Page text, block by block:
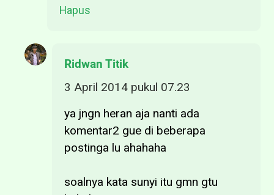
Hapus
Ridwan Titik
3 April 2014 pukul 07.23
ya jngn heran aja nanti ada
komentar2 gue di beberapa
postinga lu ahahaha
soalnya kata sunyi itu gmn gtu